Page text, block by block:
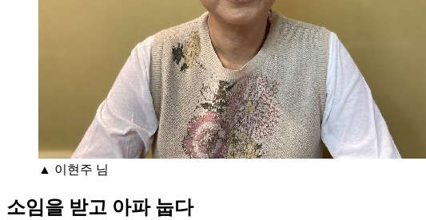
▲ 이현주 님
소임을 받고 아파 눕다